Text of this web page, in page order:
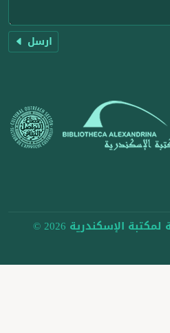
ارسل
الإسكندرية 2026 ©